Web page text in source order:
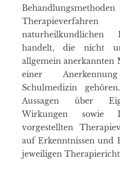
naturheilkundlichen
handelt, die nicht
allgemein anerkannten
einer
Schulmedizin
Aussagen über
Wirkungen sowie
vorgestellten
auf Erkenntnissen und
jeweiligen